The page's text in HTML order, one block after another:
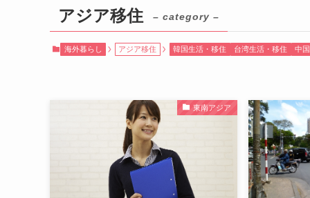
アジア移住 – category –
海外暮らし アジア移住 韓国生活・移住 台湾生活・移住 中
東南アジア